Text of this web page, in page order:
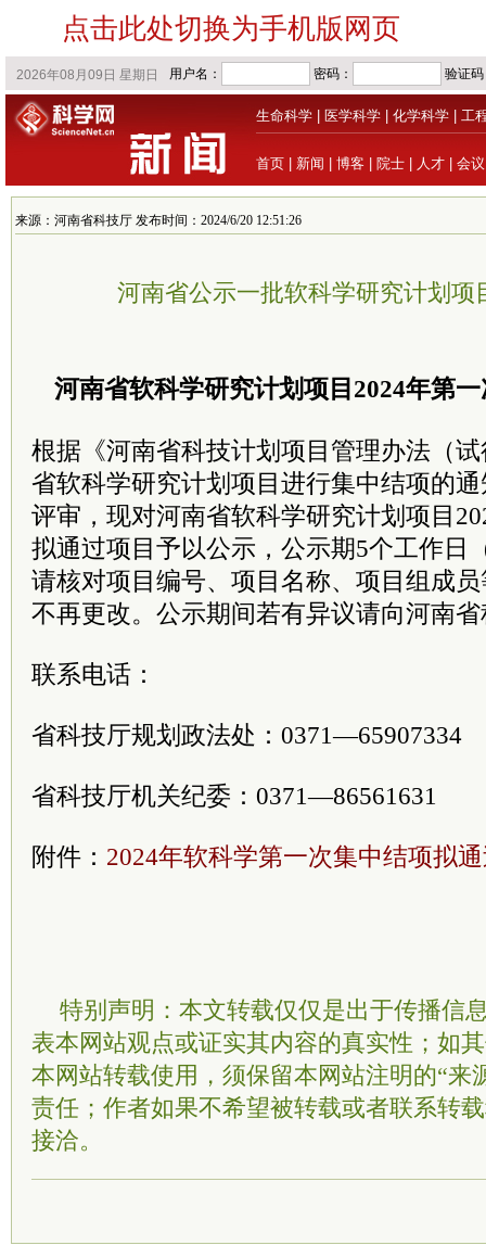
点击此处切换为手机版网页
生命科学 医学科学 化学科学 工
首页 新闻 博客 院士 人才 会议
来源：河南省科技厅 发布时间：2024/6/20 12:51:26
河南省公示一批软科学研究计划项
河南省软科学研究计划项目2024年第
根据《河南省科技计划项目管理办法（
省软科学研究计划项目进行集中结项的
评审，现对河南省软科学研究计划项目
拟通过项目予以公示，公示期5个工作日
请核对项目编号、项目名称、项目组成
不再更改。公示期间若有异议请向河南
联系电话：
省科技厅规划政法处：0371—65907334
省科技厅机关纪委：0371—86561631
附件： 2024年软科学第一次集中结项拟
特别声明：本文转载仅仅是出于传播信
表本网站观点或证实其内容的真实性；如
本网站转载使用，须保留本网站注明的“来
责任；作者如果不希望被转载或者联系转
接洽。